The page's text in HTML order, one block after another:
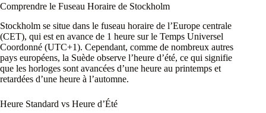
Comprendre le Fuseau Horaire de Stockholm
Stockholm se situe dans le fuseau horaire de l’Europe centrale
(CET), qui est en avance de 1 heure sur le Temps Universel
Coordonné (UTC+1). Cependant, comme de nombreux autres
pays européens, la Suède observe l’heure d’été, ce qui signifie
que les horloges sont avancées d’une heure au printemps et
retardées d’une heure à l’automne.
Heure Standard vs Heure d’Été